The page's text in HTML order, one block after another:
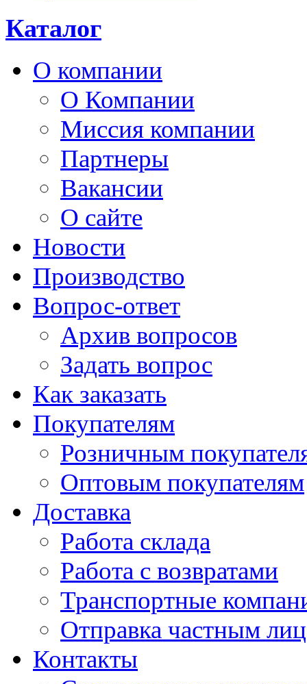
Каталог
О компании
О Компании
Миссия компании
Партнеры
Вакансии
О сайте
Новости
Производство
Вопрос-ответ
Архив вопросов
Задать вопрос
Как заказать
Покупателям
Розничным
Оптовым покупателям
Доставка
Работа склада
Работа с возвратами
Транспортные
Отправка частным
Контакты